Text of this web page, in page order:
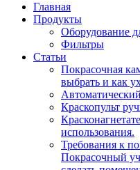
Главная
Продукты
Оборудование
Фильтры
Статьи
Покрасочная
выбрать и как
Краскопульт
использования.
Требования к
Покрасочный